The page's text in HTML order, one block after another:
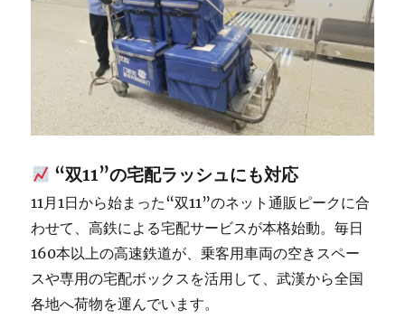
“双11”の宅配ラッシュにも対応
11月1日から始まった“双11”のネット通販ピークに合
わせて、高鉄による宅配サービスが本格始動。毎日
160本以上の高速鉄道が、乗客用車両の空きスペー
スや専用の宅配ボックスを活用して、武漢から全国
各地へ荷物を運んでいます。